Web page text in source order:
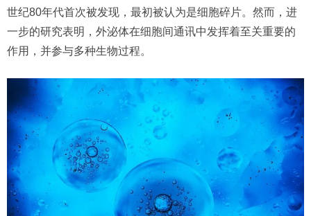
世纪80年代首次被发现，最初被认为是细胞碎片。然而，进
一步的研究表明，外泌体在细胞间通讯中发挥着至关重要的
作用，并参与多种生物过程。